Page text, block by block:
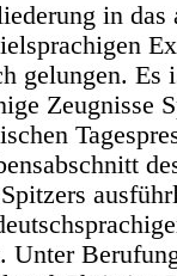
in das
gelungen. Es
Zeugnisse
Unter